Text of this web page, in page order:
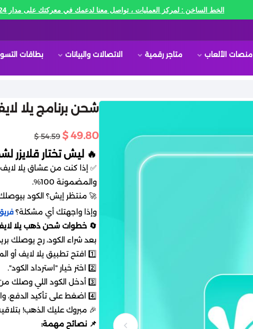
الخط الساخن : لمركز العمليات ، تواصل معنا لدعمك في معركتك على مدار 24 ساعه🔥
منصات الألعاب متاجر رقمية الاتصالات والبيانات بطاقات
شحن برنامج يلا لايف 5930
49.80 $
54.59 $
🔥 ليش تختار قلايزر
✅ إذا كنت من عشاق يلا لايف،
والمضمونة 100%.
🚀 منتظر إيش؟ الكود بيوصلك
وإذا واجهتك أي مشكلة؟
🔄 خطوات شحن ذهب يلا
بعد شراء الكود، رح يوصلك
1️⃣ افتح تطبيق يلا لايف أو الموقع الرسمي.
2️⃣ اختر خيار "استرداد الكود".
3️⃣ أدخل الكود اللي وصلك من قلايزر.
4️⃣ اضغط على تأكيد الدفع، والذهب رح يُضاف لحسابك فوراً.
🎉 مبروك عليك الذهب!
📌 نصائح مهمة: